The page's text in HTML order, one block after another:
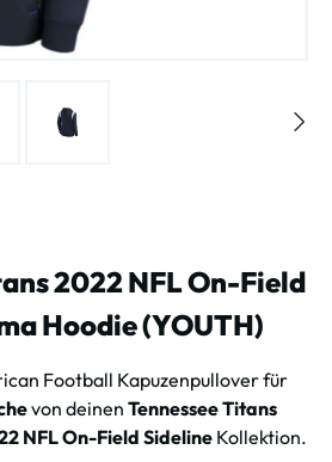
2022 NFL On-Field
Hoodie (YOUTH)
Football Kapuzenpullover für
von deinen Tennessee Titans
NFL On-Field Sideline Kollektion.